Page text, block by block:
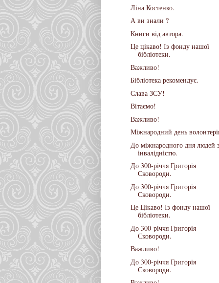
Ліна Костенко.
А ви знали ?
Книги від автора.
Це цікаво! Із фонду нашої
бібліотеки.
Важливо!
Бібліотека рекомендує.
Слава ЗСУ!
Вітаємо!
Важливо!
Міжнародний день
До міжнародного дня людей
інвалідністю.
До 300-річчя Григорія
Сковороди.
До 300-річчя Григорія
Сковороди.
Це Цікаво! Із фонду нашої
бібліотеки.
До 300-річчя Григорія
Сковороди.
Важливо!
До 300-річчя Григорія
Сковороди.